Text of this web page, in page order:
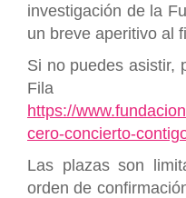
investigación de la
un breve aperitivo al
Si no puedes asistir,
Fila
https://
cero-concierto-
Las plazas son
orden de